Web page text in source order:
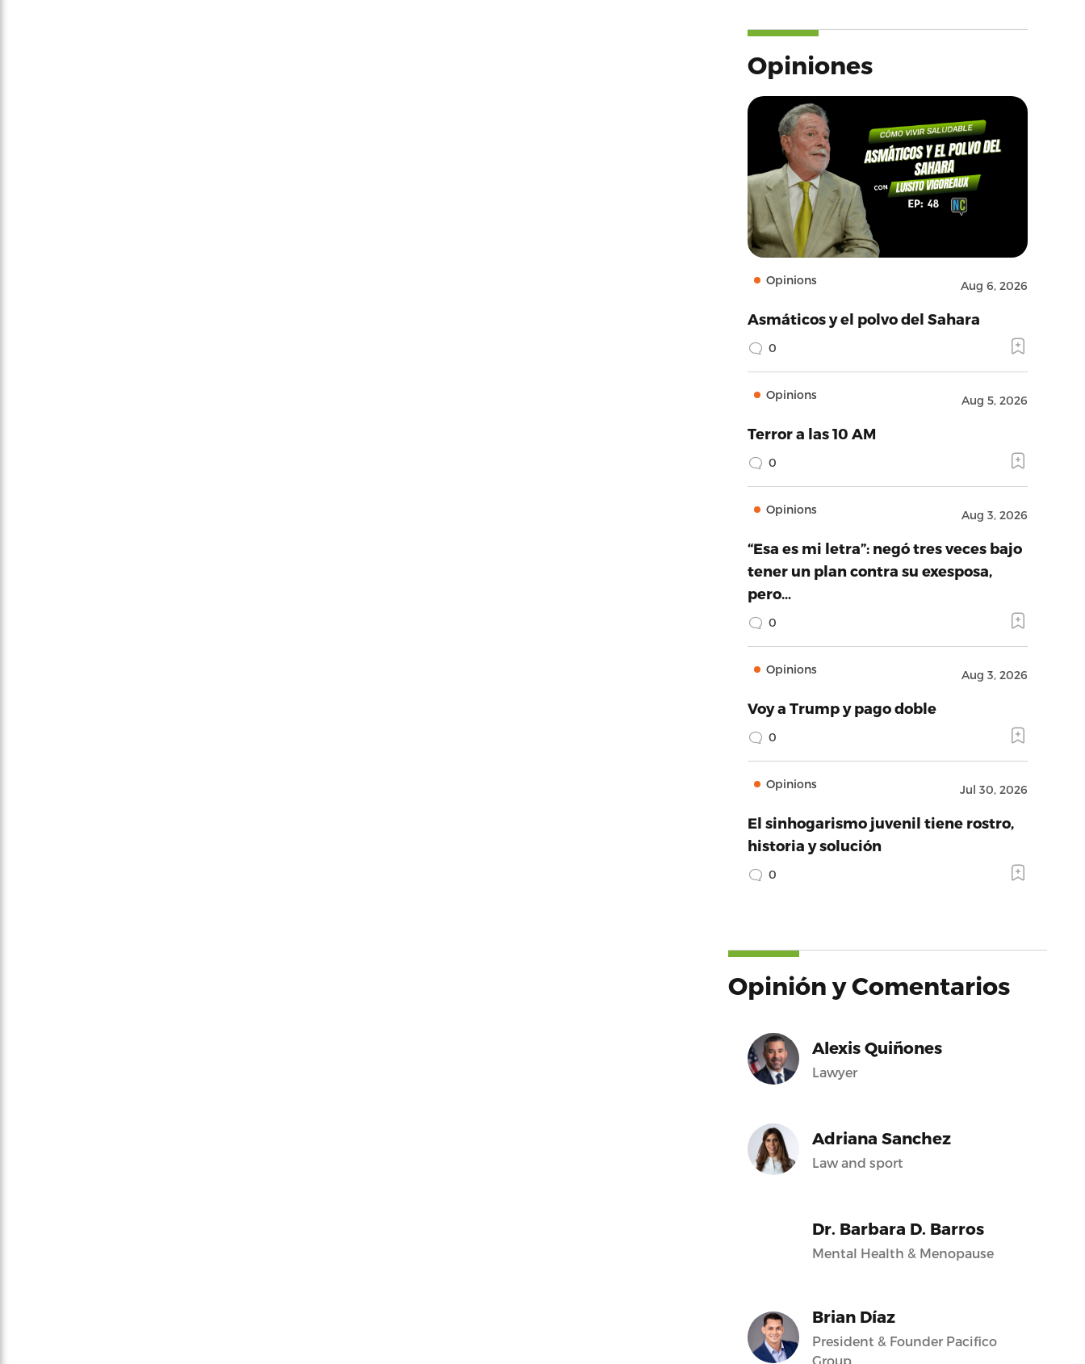
Opiniones
Opinions Aug 6, 2026
Asmáticos y el polvo del Sahara
0
Opinions Aug 5, 2026
Terror a las 10 AM
0
Opinions Aug 3, 2026
“Esa es mi letra”: negó tres veces bajo
tener un plan contra su exesposa,
pero…
0
Opinions Aug 3, 2026
Voy a Trump y pago doble
0
Opinions Jul 30, 2026
El sinhogarismo juvenil tiene rostro,
historia y solución
0
Opinión y Comentarios
Alexis Quiñones
Lawyer
Adriana Sanchez
Law and sport
Dr. Barbara D. Barros
Mental Health & Menopause
Brian Díaz
President & Founder Pacifico
Group